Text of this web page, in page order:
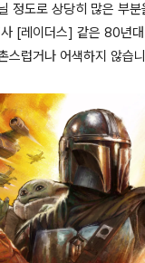
정도로 상당히 많은 부
[레이더스] 같은 80년
스럽거나 어색하지 않습